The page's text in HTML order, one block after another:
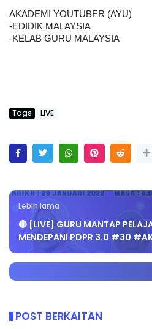
AKADEMI YOUTUBER (AYU)
-EDIDIK MALAYSIA
-KELAB GURU MALAYSIA
Tags LIVE
Lebih lama
🔴 [LIVE] GURU MANTAP
MENDEPANI PDPR 3.0 #30
POST BERKAITAN